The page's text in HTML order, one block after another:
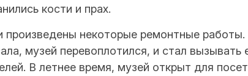
кости и прах.
произведены некоторые ремонтные
музей перевоплотился, и стал
В летнее время, музей открыт для